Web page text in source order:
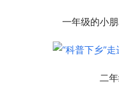
一年级的小
二